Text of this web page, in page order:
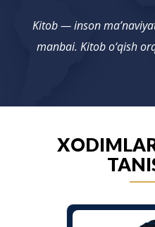
Kitob — inson
manbai. Kitob o‘qish